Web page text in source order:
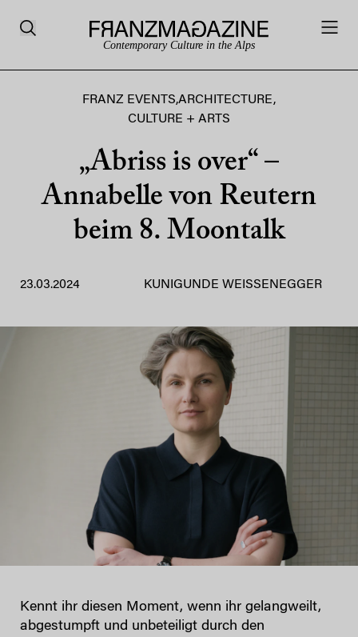
Contemporary Culture in the Alps
FRANZ EVENTS,ARCHITECTURE,
CULTURE + ARTS
„Abriss is over“ –
Annabelle von Reutern
beim 8. Moontalk
23.03.2024 KUNIGUNDE WEISSENEGGER
Kennt ihr diesen Moment, wenn ihr gelangweilt,
abgestumpft und unbeteiligt durch den